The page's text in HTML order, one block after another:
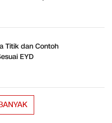
Titik dan Contoh
EYD